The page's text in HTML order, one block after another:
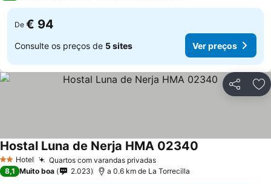
De € 94
Consulte os preços de 5 sites Ver preços
Partilhar
2 Estrelas
Hotel Quartos com varandas privadas
Hostal Luna de Nerja HMA 02340
8,1 Muito boa 2.023 a 0.6 km de La Torrecilla